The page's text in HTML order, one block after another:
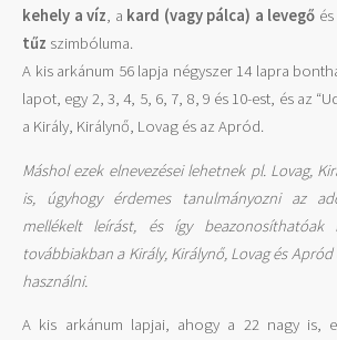
kehely a víz, a kard (vagy pálca) a levegő és
tűz szimbóluma.
A kis arkánum 56 lapja négyszer 14 lapra
lapot, egy 2, 3, 4, 5, 6, 7, 8, 9 és 10-est, és az
a Király, Királynő, Lovag és az Apród.
Máshol ezek elnevezései lehetnek pl. Lovag,
is, úgyhogy érdemes tanulmányozni az
mellékelt leírást, és így
továbbiakban a Király, Királynő, Lovag és
használni.
A kis arkánum lapjai, ahogy a 22 nagy is,